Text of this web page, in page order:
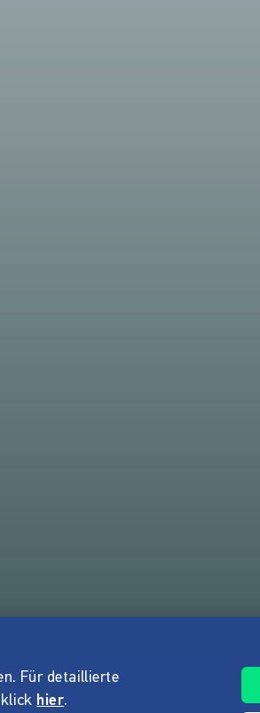
Für detaillierte
hier.